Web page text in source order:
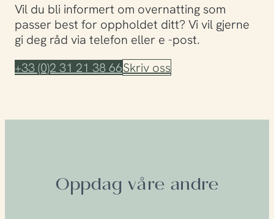
Vil du bli informert om overnatting som
passer best for oppholdet ditt? Vi vil gjerne
gi deg råd via telefon eller e -post.
+33 (0)2 31 21 38 66Skriv oss
Oppdag våre andre